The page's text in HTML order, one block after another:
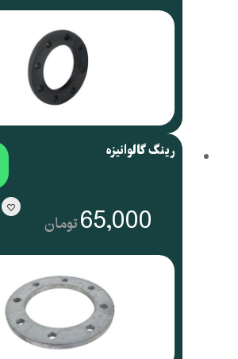
رینگ گالوانیزه
تومان65,000